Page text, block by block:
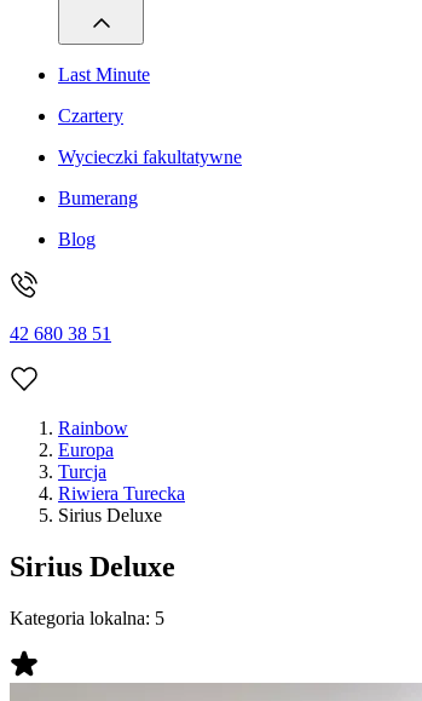
Last Minute
Czartery
Wycieczki fakultatywne
Bumerang
Blog
42 680 38 51
Rainbow
Europa
Turcja
Riwiera Turecka
Sirius Deluxe
Sirius Deluxe
Kategoria lokalna: 5